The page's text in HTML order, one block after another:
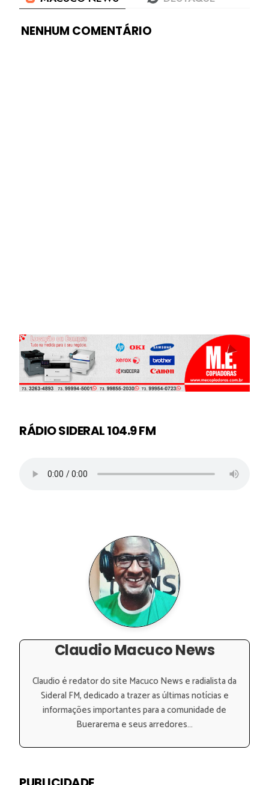
NENHUM COMENTÁRIO
RÁDIO SIDERAL 104.9 FM
Claudio Macuco News
Claudio é redator do site Macuco News e radialista da
Sideral FM, dedicado a trazer as últimas notícias e
informações importantes para a comunidade de
Buerarema e seus arredores...